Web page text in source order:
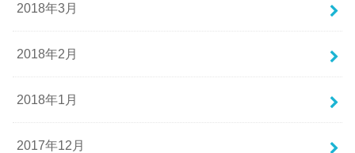
2018年3月
2018年2月
2018年1月
2017年12月